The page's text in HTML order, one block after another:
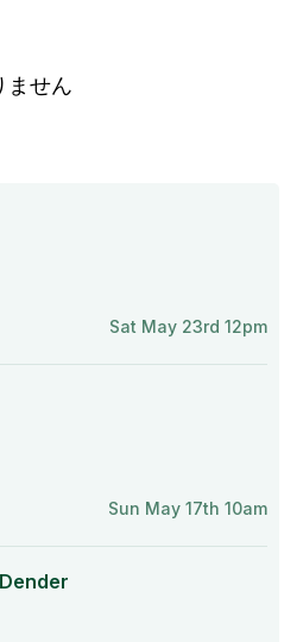
ません
Sat May 23rd 12pm
Sun May 17th 10am